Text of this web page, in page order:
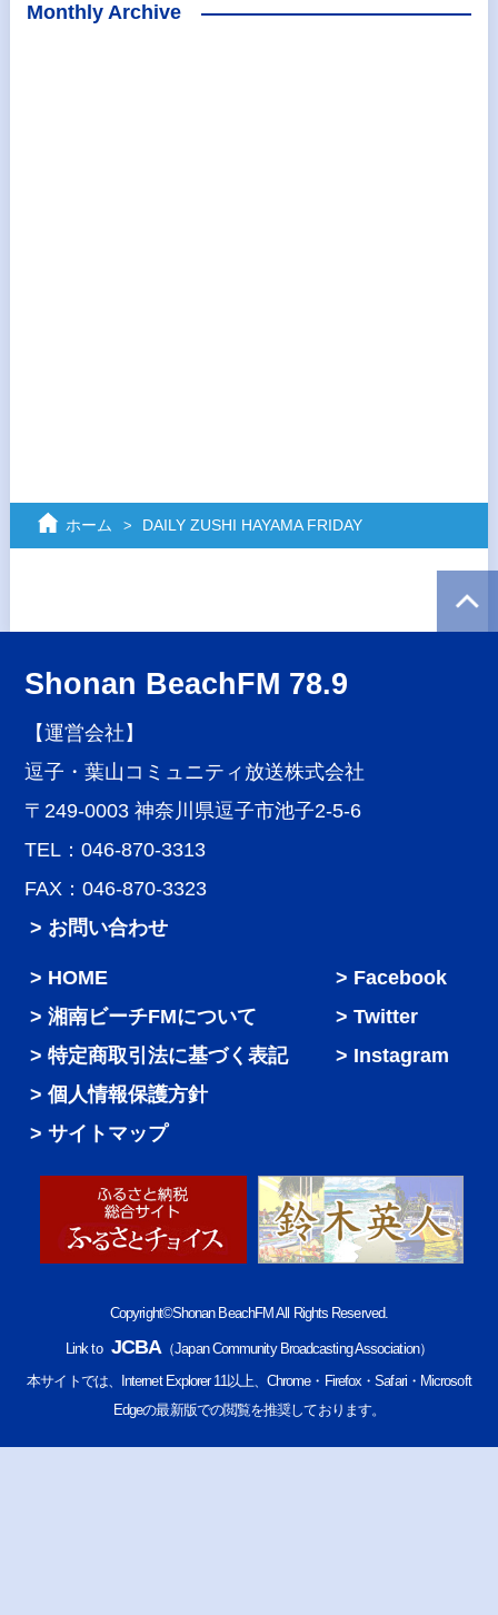
Monthly Archive
ホーム DAILY ZUSHI HAYAMA FRIDAY
Shonan BeachFM 78.9
【運営会社】
逗子・葉山コミュニティ放送株式会社
〒249-0003 神奈川県逗子市池子2-5-6
TEL：046-870-3313
FAX：046-870-3323
> お問い合わせ
HOME
湘南ビーチFMについて
特定商取引法に基づく表記
個人情報保護方針
サイトマップ
Facebook
Twitter
Instagram
Copyright©Shonan BeachFM All Rights Reserved.
Link to JCBA（Japan Community Broadcasting Association）
本サイトでは、Internet Explorer 11以上、Chrome・Firefox・Safari・Microsoft
Edgeの最新版での閲覧を推奨しております。